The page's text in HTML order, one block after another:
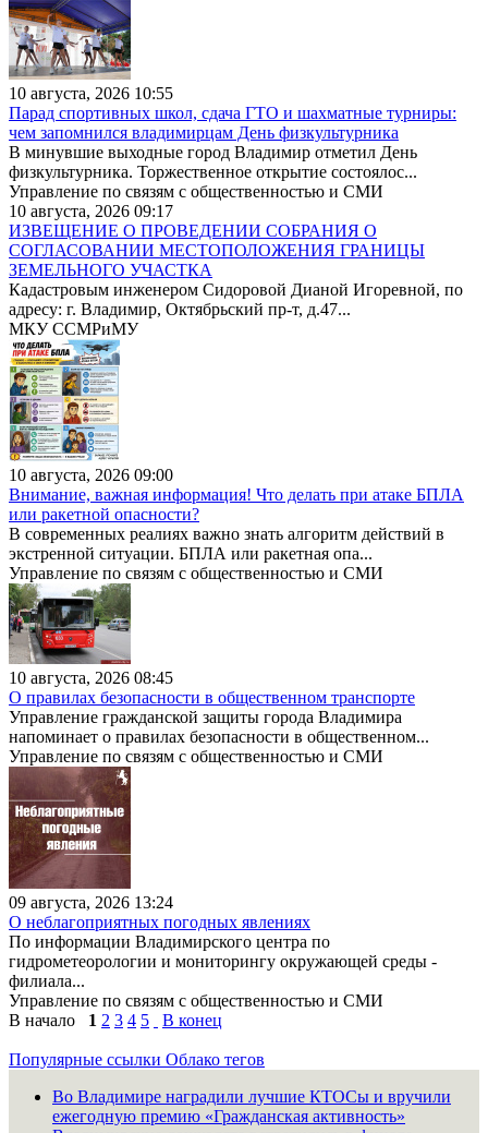
10 августа, 2026 10:55
Парад спортивных школ, сдача ГТО и шахматные турниры:
чем запомнился владимирцам День физкультурника
В минувшие выходные город Владимир отметил День
физкультурника. Торжественное открытие состоялос...
Управление по связям с общественностью и СМИ
10 августа, 2026 09:17
ИЗВЕЩЕНИЕ О ПРОВЕДЕНИИ СОБРАНИЯ О
СОГЛАСОВАНИИ МЕСТОПОЛОЖЕНИЯ ГРАНИЦЫ
ЗЕМЕЛЬНОГО УЧАСТКА
Кадастровым инженером Сидоровой Дианой Игоревной, по
адресу: г. Владимир, Октябрьский пр-т, д.47...
МКУ ССМРиМУ
10 августа, 2026 09:00
Внимание, важная информация! Что делать при атаке БПЛА
или ракетной опасности?
В современных реалиях важно знать алгоритм действий в
экстренной ситуации. БПЛА или ракетная опа...
Управление по связям с общественностью и СМИ
10 августа, 2026 08:45
О правилах безопасности в общественном транспорте
Управление гражданской защиты города Владимира
напоминает о правилах безопасности в общественном...
Управление по связям с общественностью и СМИ
09 августа, 2026 13:24
О неблагоприятных погодных явлениях
По информации Владимирского центра по
гидрометеорологии и мониторингу окружающей среды -
филиала...
Управление по связям с общественностью и СМИ
В начало
1 2 3 4 5 В конец
Популярные ссылки Облако тегов
Во Владимире наградили лучшие КТОСы и вручили
ежегодную премию «Гражданская активность»